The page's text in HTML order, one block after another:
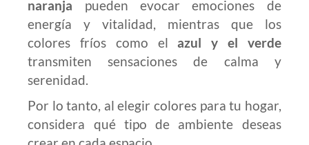
naranja pueden evocar emociones de
energía y vitalidad, mientras que los
colores fríos como elazul y el verde
transmiten sensaciones de calma y
serenidad.
Por lo tanto, al elegir colores para tu hogar,
considera qué tipo de ambiente deseas